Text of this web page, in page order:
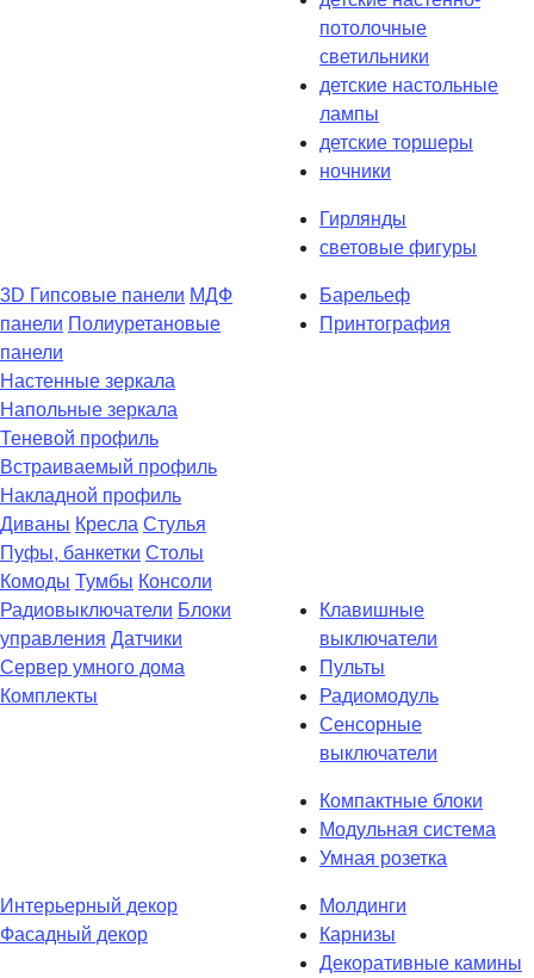
потолочные
светильники
детские настольные
лампы
детские торшеры
ночники
Гирлянды
световые фигуры
3D Гипсовые панели МДФ
панели Полиуретановые
панели
Барельеф
Принтография
Настенные зеркала
Напольные зеркала
Теневой профиль
Встраиваемый профиль
Накладной профиль
Диваны Кресла Стулья
Пуфы, банкетки Столы
Комоды Тумбы Консоли
Радиовыключатели Блоки
управления Датчики
Сервер умного дома
Комплекты
Клавишные
выключатели
Пульты
Радиомодуль
Сенсорные
выключатели
Компактные блоки
Модульная система
Умная розетка
Интерьерный декор
Фасадный декор
Молдинги
Карнизы
Декоративные камины